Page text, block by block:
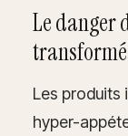
Le danger
Les produits
hyper-